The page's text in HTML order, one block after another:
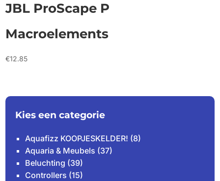
JBL ProScape P
Macroelements
€12.85
Kies een categorie
Aquafizz KOOPJESKELDER! (8)
Aquaria & Meubels (37)
Beluchting (39)
Controllers (15)